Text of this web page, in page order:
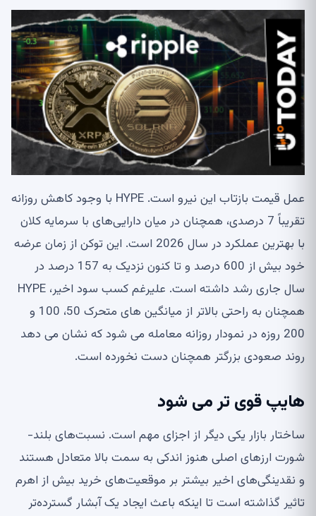
عمل قیمت بازتاب این نیرو است. HYPE با وجود کاهش روزانه
تقریباً 7 درصدی، همچنان در میان دارایی‌های با سرمایه کلان
با بهترین عملکرد در سال 2026 است. این توکن از زمان عرضه
خود بیش از 600 درصد و تا کنون نزدیک به 157 درصد در
سال جاری رشد داشته است. علیرغم کسب سود اخیر، HYPE
همچنان به راحتی بالاتر از میانگین های متحرک 50، 100 و
200 روزه در نمودار روزانه معامله می شود که نشان می دهد
روند صعودی بزرگتر همچنان دست نخورده است.
هایپ قوی تر می شود
ساختار بازار یکی دیگر از اجزای مهم است. نسبت‌های بلند-
شورت ارزهای اصلی هنوز اندکی به سمت بالا متعادل هستند
و نقدینگی‌های اخیر بیشتر بر موقعیت‌های خرید بیش از اهرم
تاثیر گذاشته است تا اینکه باعث ایجاد یک آبشار گسترده‌تر